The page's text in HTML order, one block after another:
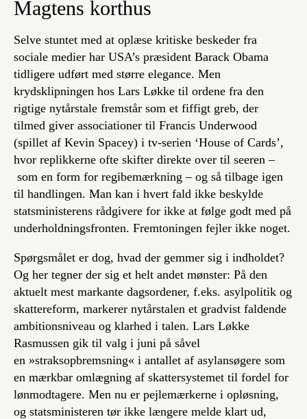
Magtens korthus
Selve stuntet med at oplæse kritiske beskeder fra
sociale medier har USA’s præsident Barack Obama
tidligere udført med større elegance. Men
krydsklipningen hos Lars Løkke til ordene fra den
rigtige nytårstale fremstår som et fiffigt greb, der
tilmed giver associationer til Francis Underwood
(spillet af Kevin Spacey) i tv-serien ‘House of Cards’,
hvor replikkerne ofte skifter direkte over til seeren –
som en form for regibemærkning – og så tilbage igen
til handlingen. Man kan i hvert fald ikke beskylde
statsministerens rådgivere for ikke at følge godt med på
underholdningsfronten. Fremtoningen fejler ikke noget.
Spørgsmålet er dog, hvad der gemmer sig i indholdet?
Og her tegner der sig et helt andet mønster: På den
aktuelt mest markante dagsordener, f.eks. asylpolitik og
skattereform, markerer nytårstalen et gradvist faldende
ambitionsniveau og klarhed i talen. Lars Løkke
Rasmussen gik til valg i juni på såvel
en »straksopbremsning« i antallet af asylansøgere som
en mærkbar omlægning af skattersystemet til fordel for
lønmodtagere. Men nu er pejlemærkerne i opløsning,
og statsministeren tør ikke længere melde klart ud,